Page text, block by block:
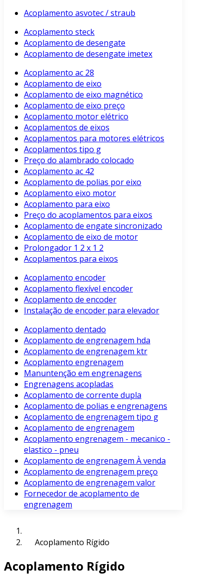
Acoplamento asvotec / straub
Acoplamento steck
Acoplamento de desengate
Acoplamento de desengate imetex
Acoplamento ac 28
Acoplamento de eixo
Acoplamento de eixo magnético
Acoplamento de eixo preço
Acoplamento motor elétrico
Acoplamentos de eixos
Acoplamentos para motores elétricos
Acoplamentos tipo g
Preço do alambrado colocado
Acoplamento ac 42
Acoplamento de polias por eixo
Acoplamento eixo motor
Acoplamento para eixo
Preço do acoplamentos para eixos
Acoplamento de engate sincronizado
Acoplamento de eixo de motor
Prolongador 1 2 x 1 2
Acoplamentos para eixos
Acoplamento encoder
Acoplamento flexível encoder
Acoplamento de encoder
Instalação de encoder para elevador
Acoplamento dentado
Acoplamento de engrenagem hda
Acoplamento de engrenagem ktr
Acoplamento engrenagem
Manuntenção em engrenagens
Engrenagens acopladas
Acoplamento de corrente dupla
Acoplamento de polias e engrenagens
Acoplamento de engrenagem tipo g
Acoplamento de engrenagem
Acoplamento engrenagem - mecanico -
elastico - pneu
Acoplamento de engrenagem À venda
Acoplamento de engrenagem preço
Acoplamento de engrenagem valor
Fornecedor de acoplamento de
engrenagem
Acoplamento Rígido
Acoplamento Rígido